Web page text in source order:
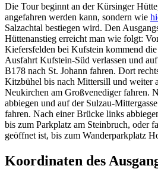
Die Tour beginnt an der Kürsinger
angefahren werden kann, sondern wie
Salzachtal bestiegen wird. Den
Hüttenanstieg erreicht man wie folgt:
Kiefersfelden bei Kufstein kommend
Ausfahrt Kufstein-Süd verlassen und
B178 nach St. Johann fahren. Dort
Kitzbühel bis nach Mittersill und weiter
Neukirchen am Großvenediger fahren.
abbiegen und auf der Sulzau-
fahren. Nach einer Brücke links
bis zum Parkplatz am Steinbruch, oder
geöffnet ist, bis zum Wanderparkplatz
Koordinaten des